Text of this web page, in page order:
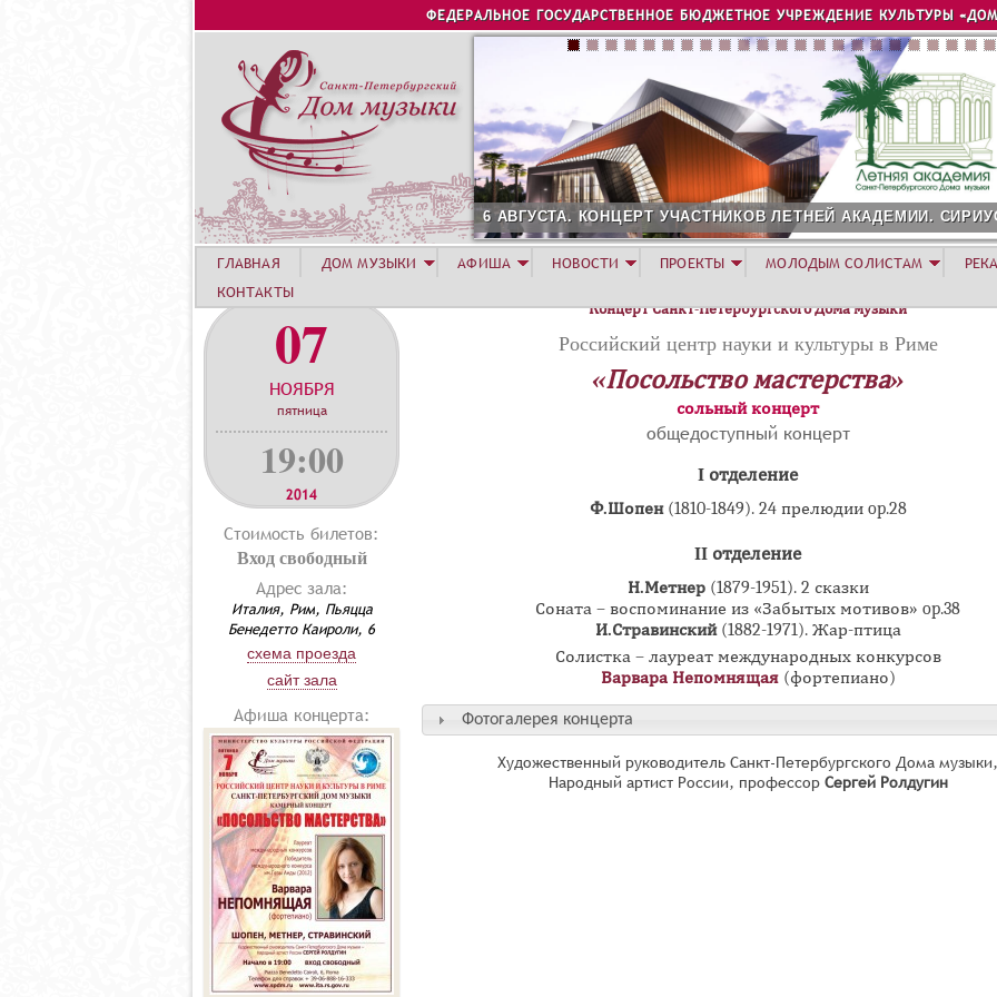
Jump to navigation
ФЕДЕРАЛЬНОЕ ГОСУДАРСТВЕННОЕ БЮДЖЕТНОЕ УЧРЕЖДЕНИЕ КУЛЬТУРЫ
6 АВГУСТА. КОНЦЕРТ УЧАСТНИКОВ ЛЕТНЕЙ АКАДЕМИИ.
07
НОЯБРЯ
пятница
19:00
2014
Стоимость билетов:
Вход свободный
Адрес зала:
Италия, Рим, Пьяцца
Бенедетто Каироли, 6
схема проезда
сайт зала
Афиша концерта:
Концерт Санкт-Петербургского Дома музыки
Российский центр науки и культуры в Риме
«Посольство мастерства»
сольный концерт
общедоступный концерт
I отделение
Ф.Шопен (1810-1849). 24 прелюдии op.28
II отделение
Н.Метнер (1879-1951). 2 сказки
Соната – воспоминание из «Забытых мотивов» op.38
И.Стравинский(1882-1971). Жар-птица
Солистка – лауреат международных конкурсов
Варвара Непомнящая(фортепиано)
Фотогалерея концерта
Художественный руководитель Санкт-Петербургского Дома музыки,
Народный артист России, профессор Сергей Ролдугин
ГЛАВНАЯ ДОМ МУЗЫКИ АФИША НОВОСТИ ПРОЕКТЫ МОЛОДЫМ СОЛИСТАМ
КОНТАКТЫ